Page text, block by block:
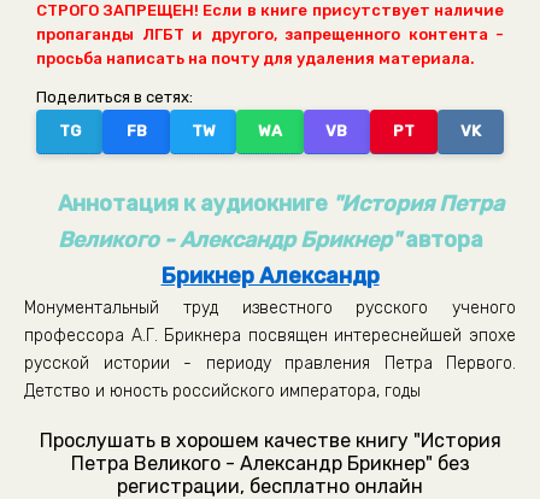
СТРОГО ЗАПРЕЩЕН! Если в книге присутствует наличие
пропаганды ЛГБТ и другого, запрещенного контента -
просьба написать на почту для удаления материала.
Поделиться в сетях:
TG
FB TW WA VB PT VK
Аннотация к аудиокниге "История Петра
Великого - Александр Брикнер"автора
Брикнер Александр
Монументальный труд известного русского ученого
профессора А.Г. Брикнера посвящен интереснейшей эпохе
русской истории - периоду правления Петра Первого.
Детство и юность российского императора, годы
Прослушать в хорошем качестве книгу "История
Петра Великого - Александр Брикнер" без
регистрации, бесплатно онлайн